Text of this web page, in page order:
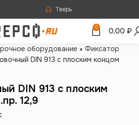
Тверь
0 0,00 ₽
оборудование » Фиксатор
DIN 913 с плоским концом
DIN 913 с плоским
12,9